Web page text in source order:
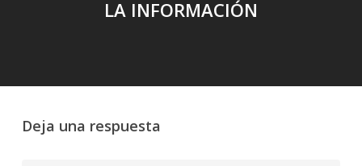
LA INFORMACIÓN
Deja una respuesta